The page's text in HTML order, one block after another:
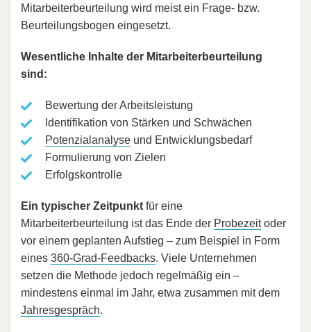
Mitarbeiterbeurteilung wird meist ein Frage- bzw.
Beurteilungsbogen eingesetzt.
Wesentliche Inhalte der Mitarbeiterbeurteilung
sind:
Bewertung der Arbeitsleistung
Identifikation von Stärken und Schwächen
Potenzialanalyse und Entwicklungsbedarf
Formulierung von Zielen
Erfolgskontrolle
Ein typischer Zeitpunkt für eine
Mitarbeiterbeurteilung ist das Ende der Probezeitoder
vor einem geplanten Aufstieg – zum Beispiel in Form
eines 360-Grad-Feedbacks. Viele Unternehmen
setzen die Methode jedoch regelmäßig ein –
mindestens einmal im Jahr, etwa zusammen mit dem
Jahresgespräch.